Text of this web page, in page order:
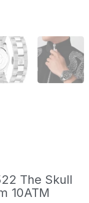
The Skull
10ATM